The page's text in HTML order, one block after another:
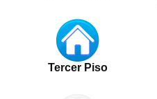
Tercer Piso